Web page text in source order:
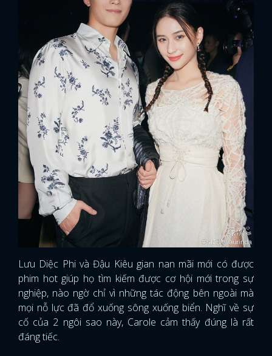
Lưu Diệc Phi và Đậu Kiêu gian nan mãi mới có được
phim hot giúp họ tìm kiếm được cơ hội mới trong sự
nghiệp, nào ngờ chỉ vì những tác động bên ngoài mà
mọi nỗ lực đã đổ xuống sông xuống biển. Nghĩ về sự
cố của 2 ngôi sao này, Carole cảm thấy đúng là rất
đáng tiếc.